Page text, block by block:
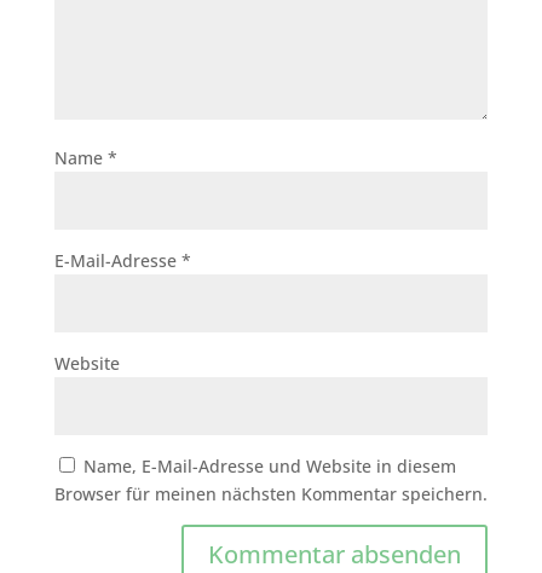
Name *
E-Mail-Adresse *
Website
Name, E-Mail-Adresse und Website in diesem
Browser für meinen nächsten Kommentar speichern.